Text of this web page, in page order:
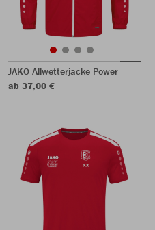
JAKO Allwetterjacke Power
ab 37,00 €